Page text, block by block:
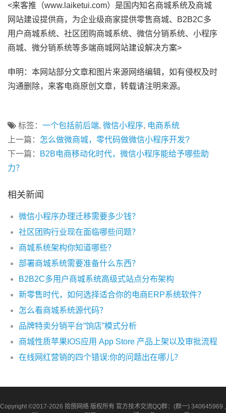
<来客推（www.laiketui.com）是国内知名商城系统及商城
网站建设提供商，为企业级商家提供零售商城、B2B2C多
用户商城系统、社区团购商城系统、微信分销系统、小程序
商城、微分销系统等多端商城网站建设解决方案>
申明：本网站部分文章和图片来源网络编辑，如有侵权及时
沟通删除，来客电商原创文章，转载请注明来源。
标签： 一个包括前后端, 微信小程序, 电商系统
上一篇： 怎么做微商城，零代码做微信小程序开发?
下一篇：
B2B电商移动化时代，微信小程序能给予哪些助
力？
相关新闻
微信小程序办理迁移需要多少钱？
社区团购行业现在面临哪些问题？
商城系统架构你知道哪些？
部署商城系统需要准备什么东西？
B2B2C多用户商城系统高级式站点分布架构
新零售时代，如何选择适合你的电商ERP系统软件？
怎么看商城系统源代码？
品牌特卖分销平台”饷店”模式分析
商城性质苹果IOS应用 App Store 产品上架以及审批流程
在线网红营销的四个错误:你的问题出在哪儿？
Copyright ©2017-2026 拾捌网络 版权所有 官方技术交流QQ群：(群一) 340645969 ,